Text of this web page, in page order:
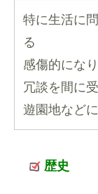
特に生活に
る
感傷的にな
冗談を間に
遊園地など
歴史